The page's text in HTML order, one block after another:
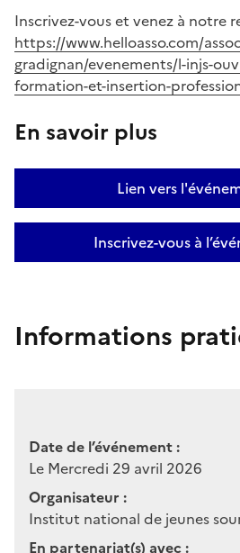
Inscrivez-vous et venez à notre
https://www.helloasso.com/
gradignan/evenements/l-injs-
formation-et-insertion-
En savoir plus
Lien vers
Inscrivez-vous à
Informations
Date de l’événement :
Le Mercredi 29 avril 2026
Organisateur :
Institut national de jeunes
En partenariat(s) avec :